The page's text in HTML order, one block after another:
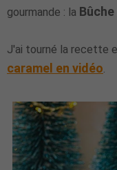
gourmande : la
J'ai tourné la recette
caramel en vidéo